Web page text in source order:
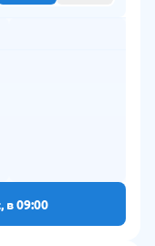
в 09:00